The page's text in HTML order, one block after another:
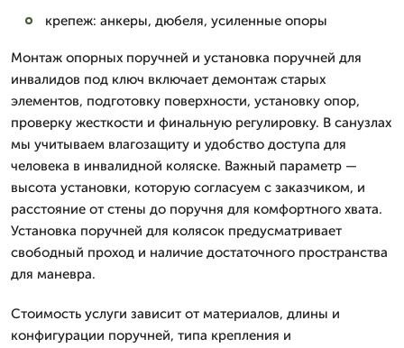
крепеж: анкеры, дюбеля, усиленные опоры
Монтаж опорных поручней и установка поручней для
инвалидов под ключ включает демонтаж старых
элементов, подготовку поверхности, установку опор,
проверку жесткости и финальную регулировку. В санузлах
мы учитываем влагозащиту и удобство доступа для
человека в инвалидной коляске. Важный параметр —
высота установки, которую согласуем с заказчиком, и
расстояние от стены до поручня для комфортного хвата.
Установка поручней для колясок предусматривает
свободный проход и наличие достаточного пространства
для маневра.
Стоимость услуги зависит от материалов, длины и
конфигурации поручней, типа крепления и